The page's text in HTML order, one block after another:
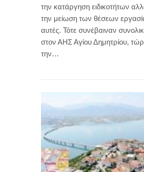
την κατάργηση ειδικοτήτων
την μείωση των θέσεων
αυτές. Τότε συνέβαιναν
στον ΑΗΣ Αγίου Δημητρίου,
την…